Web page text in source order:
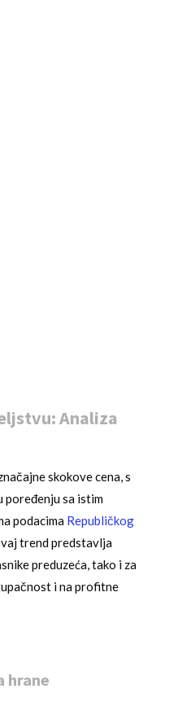
Analiza
skokove cena, s
poređenju sa istim
podacima Republičkog
trend predstavlja
preduzeća, tako i za
i na profitne
hrane